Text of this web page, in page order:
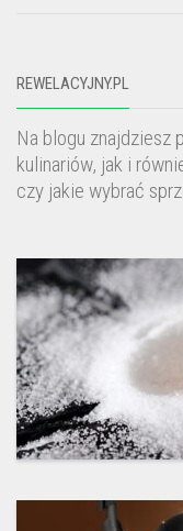
REWELACYJNY.PL
Na blogu znajdziesz
kulinariów, jak i
czy jakie wybrać